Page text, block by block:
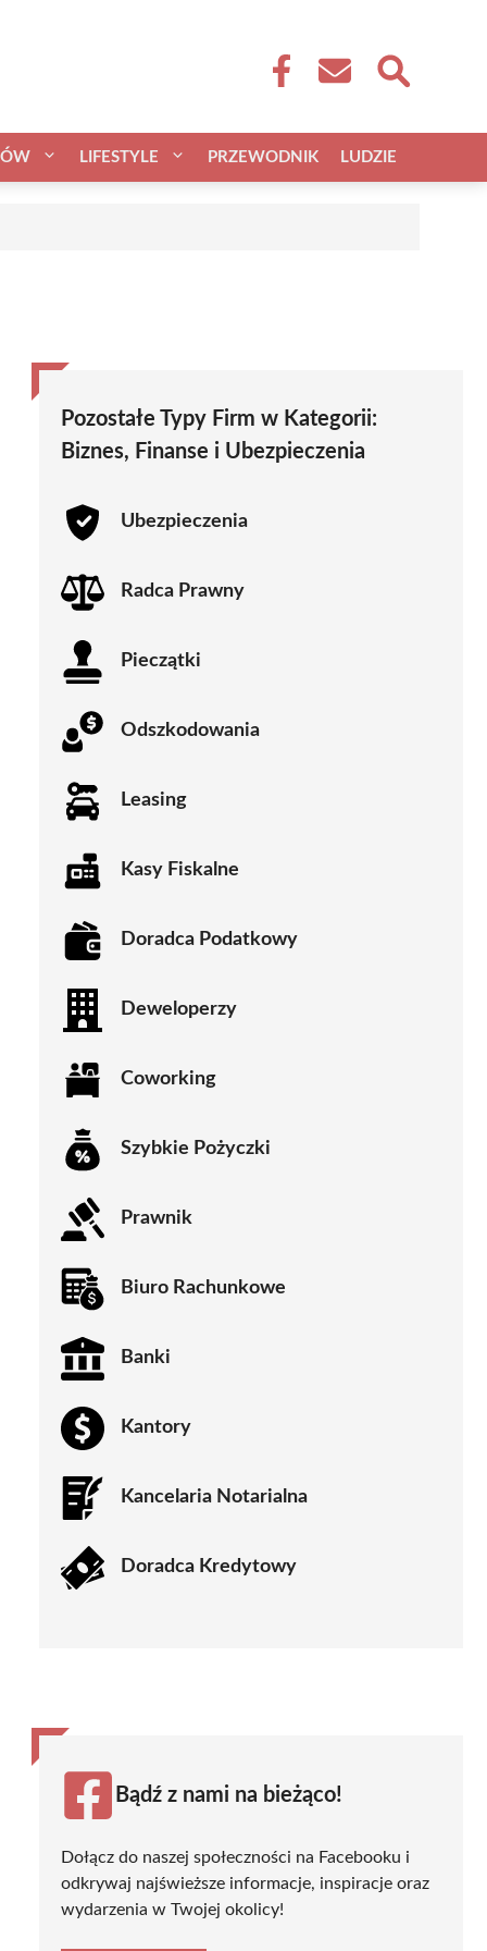
LIFESTYLE PRZEWODNIK LUDZIE
Pozostałe Typy Firm w Kategorii:
Biznes, Finanse i Ubezpieczenia
Ubezpieczenia
Radca Prawny
Pieczątki
Odszkodowania
Leasing
Kasy Fiskalne
Doradca Podatkowy
Deweloperzy
Coworking
Szybkie Pożyczki
Prawnik
Biuro Rachunkowe
Banki
Kantory
Kancelaria Notarialna
Doradca Kredytowy
Bądź z nami na bieżąco!
Dołącz do naszej społeczności na Facebooku i
odkrywaj najświeższe informacje, inspiracje oraz
wydarzenia w Twojej okolicy!